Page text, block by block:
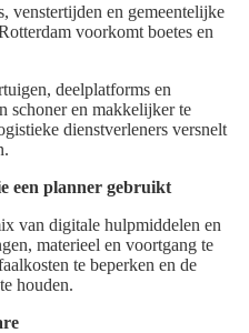
venstertijden en gemeentelijke
voorkomt boetes en
deelplatforms en
schoner en makkelijker te
dienstverleners versnelt
een planner gebruikt
van digitale hulpmiddelen en
materieel en voortgang te
te beperken en de
houden.